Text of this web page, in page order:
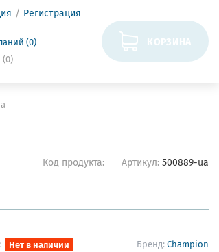
Регистрация
(0)
(0)
КОРЗИНА
Код продукта: Артикул: 500889-ua
Нет в наличии Бренд:Champion